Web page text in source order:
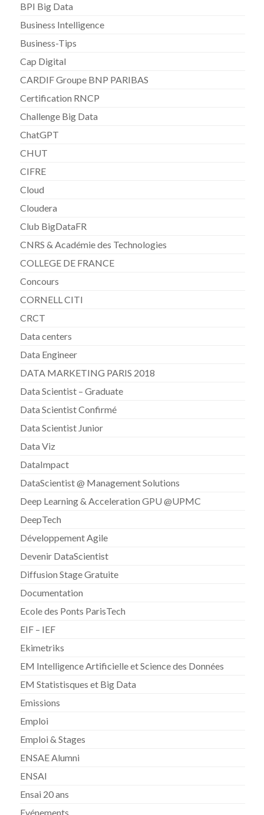
BPI Big Data
Business Intelligence
Business-Tips
Cap Digital
CARDIF Groupe BNP PARIBAS
Certification RNCP
Challenge Big Data
ChatGPT
CHUT
CIFRE
Cloud
Cloudera
Club BigDataFR
CNRS & Académie des Technologies
COLLEGE DE FRANCE
Concours
CORNELL CITI
CRCT
Data centers
Data Engineer
DATA MARKETING PARIS 2018
Data Scientist – Graduate
Data Scientist Confirmé
Data Scientist Junior
Data Viz
DataImpact
DataScientist @ Management Solutions
Deep Learning & Acceleration GPU @UPMC
DeepTech
Développement Agile
Devenir DataScientist
Diffusion Stage Gratuite
Documentation
Ecole des Ponts ParisTech
EIF – IEF
Ekimetriks
EM Intelligence Artificielle et Science des Données
EM Statistisques et Big Data
Emissions
Emploi
Emploi & Stages
ENSAE Alumni
ENSAI
Ensai 20 ans
Evénements